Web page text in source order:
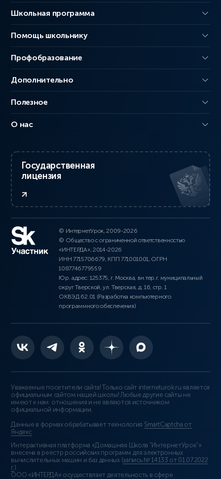
Школьная программа
Помощь школьнику
Профобразование
Дополнительно
Полезное
О нас
Государственная
лицензия
© ИнтернетУрок, 2009-2026
© Общество с ограниченной ответственностью
«ИНТЕРДА», 2014-2026
ИНН 7715706679, КПП 771001001, ОГРН
1087746779559
Юр. адрес: 125375, г. Москва, вн.тер.г. муниципальный
округ Тверской, ул. Тверская, д. 16, стр. 1
ОКВЭД 62.01 (Разработка компьютерного
программного обеспечения)
Уважаемые посетители сайта! Только сайт interneturok.ru является
официальным сайтом нашей школы! Любые другие сайты не
имеют к нам отношения и не являются источником
официальной информации.
Данные в формах обрабатывает технология SmartCaptcha от
Яндекс
Интерактивная платформа «Домашняя Школа “ИнтернетУрок”»
внесена в реестр российских программ для электронных
вычислительных машин и баз данных (запись № 14133 от 01.07.2022
г.).
ООО «ИНТЕРДА» осуществляет деятельность в сфере